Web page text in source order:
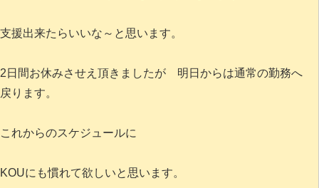
支援出来たらいいな～と思います。
2日間お休みさせえ頂きましたが 明日からは通常の勤務へ
戻ります。
これからのスケジュールに
KOUにも慣れて欲しいと思います。